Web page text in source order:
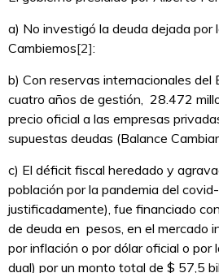
a) No investigó la deuda dejada por
Cambiemos[2]:
b) Con reservas internacionales del
cuatro años de gestión, 28.472
precio oficial a las empresas
supuestas deudas (Balance
c) El déficit fiscal heredado y
población por la pandemia del
justificadamente), fue financiado
de deuda en pesos, en el mercado
por inflación o por dólar oficial o por
dual) por un monto total de $ 57,5